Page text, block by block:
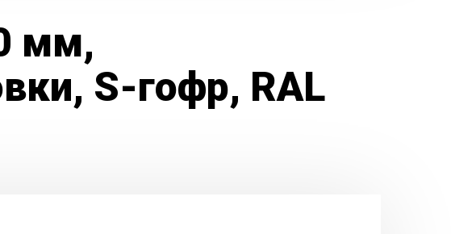
мм,
S-гофр, RAL